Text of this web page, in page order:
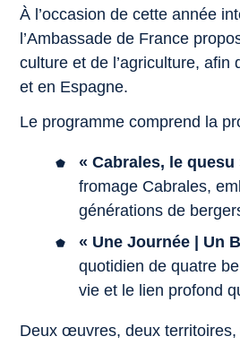
À l’occasion de cette année
l’Ambassade de France
culture et de l’agriculture, afin
et en Espagne.
Le programme comprend la
« Cabrales, le quesu
fromage Cabrales,
générations de
« Une Journée | Un
quotidien de quatre
vie et le lien profond
Deux œuvres, deux